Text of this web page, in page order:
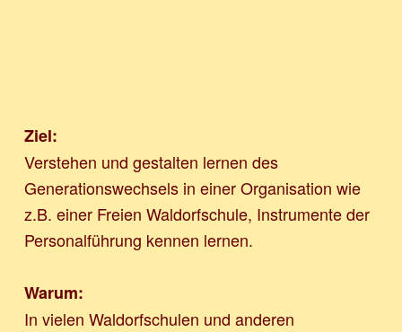
Ziel:
Verstehen und gestalten lernen des
Generationswechsels in einer Organisation wie
z.B. einer Freien Waldorfschule, Instrumente der
Personalführung kennen lernen.
Warum:
In vielen Waldorfschulen und anderen